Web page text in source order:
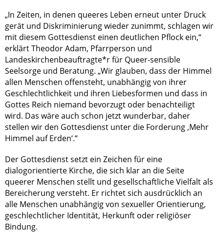
„In Zeiten, in denen queeres Leben erneut unter Druck
gerät und Diskriminierung wieder zunimmt, schlagen wir
mit diesem Gottesdienst einen deutlichen Pflock ein,“
erklärt Theodor Adam, Pfarrperson und
Landeskirchenbeauftragte*r für Queer-sensible
Seelsorge und Beratung. „Wir glauben, dass der Himmel
allen Menschen offensteht, unabhängig von ihrer
Geschlechtlichkeit und ihren Liebesformen und dass in
Gottes Reich niemand bevorzugt oder benachteiligt
wird. Das wäre auch schon jetzt wunderbar, daher
stellen wir den Gottesdienst unter die Forderung ‚Mehr
Himmel auf Erden‘.“
Der Gottesdienst setzt ein Zeichen für eine
dialogorientierte Kirche, die sich klar an die Seite
queerer Menschen stellt und gesellschaftliche Vielfalt als
Bereicherung versteht. Er richtet sich ausdrücklich an
alle Menschen unabhängig von sexueller Orientierung,
geschlechtlicher Identität, Herkunft oder religiöser
Bindung.